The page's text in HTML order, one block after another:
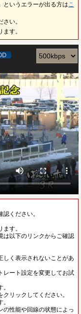
というエラーが出る方は こ
さい。
す。
ください。
す。
は以下のリンクからご確認
しく表示されないことがあ
レート設定を変更してお試
リックしてください。
の性能や回線の状態によっ